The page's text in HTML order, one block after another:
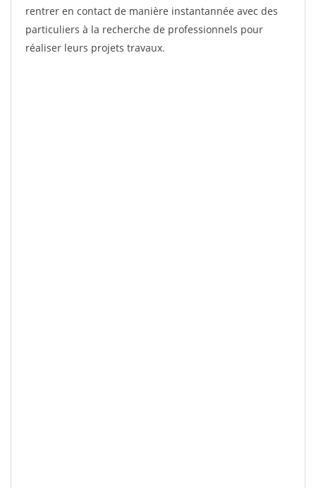
rentrer en contact de manière instantannée avec des
particuliers à la recherche de professionnels pour
réaliser leurs projets travaux.